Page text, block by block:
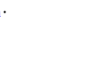
•